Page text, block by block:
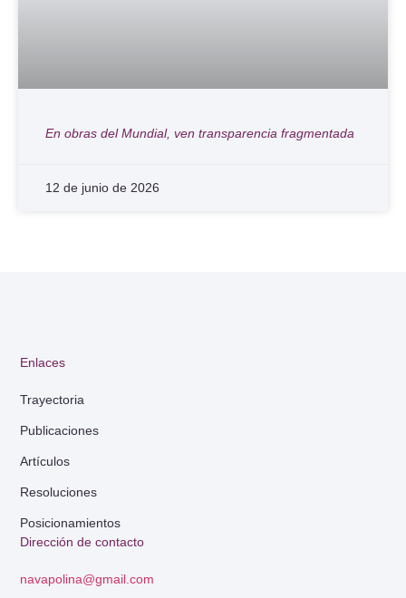
En obras del Mundial, ven transparencia fragmentada
12 de junio de 2026
Dirección de contacto
navapolina@gmail.com
Enlaces
Trayectoria
Publicaciones
Artículos
Resoluciones
Posicionamientos